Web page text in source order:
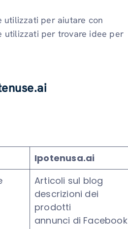
utilizzati per aiutare con
utilizzati per trovare idee per
Ipotenusa.ai
Articoli sul blog
descrizioni dei
prodotti
annunci di Facebook